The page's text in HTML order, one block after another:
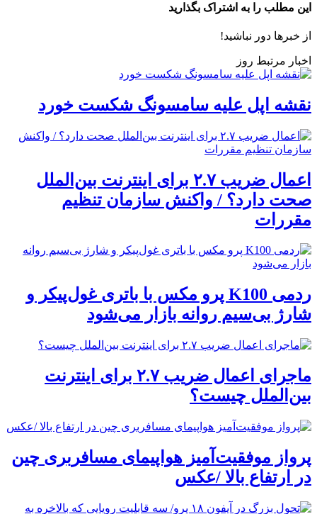
این مطلب را به اشتراک بگذارید
از خبرها دور نباشید!
اخبار مرتبط روز
نقشه اپل علیه سامسونگ شکست خورد
اعمال ضریب ۲.۷ برای اینترنت بین‌الملل
صحت دارد؟ / واکنش سازمان تنظیم
مقررات
ردمی K100 پرو مکس با باتری غول‌پیکر و
شارژ بی‌سیم روانه بازار می‌شود
ماجرای اعمال ضریب ۲.۷ برای اینترنت
بین‌الملل چیست؟
پرواز موفقیت‌آمیز هواپیمای مسافربری چین
در ارتفاع بالا /عکس